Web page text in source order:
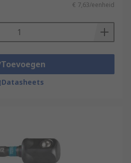
€ 7,63/eenheid
Toevoegen
Datasheets